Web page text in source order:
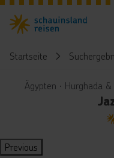
Startseite
Ägypten ∙ Hurghada
5
Previous